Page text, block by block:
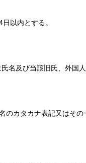
以内とする。
名及び当該旧氏、外国
カタカナ表記又はそ